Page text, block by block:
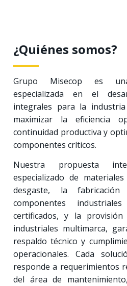
¿Quiénes somos?
Grupo Misecop es
especializada en el
integrales para la
maximizar la eficiencia
continuidad productiva y
componentes críticos.
Nuestra propuesta
especializado de
desgaste, la
componentes
certificados, y la
industriales multimarca,
respaldo técnico y
operacionales. Cada
responde a requerimientos
del área de